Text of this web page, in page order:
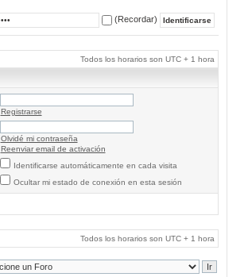
(Recordar)
Todos los horarios son UTC + 1 hora
Registrarse
Olvidé mi contraseña
Reenviar email de activación
Identificarse automáticamente en cada visita
Ocultar mi estado de conexión en esta sesión
Todos los horarios son UTC + 1 hora